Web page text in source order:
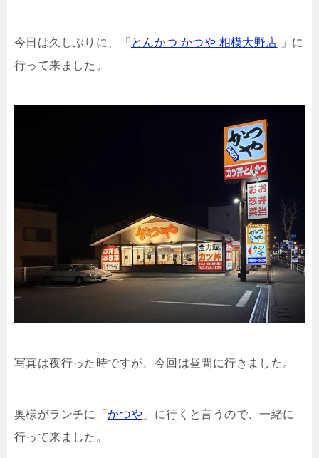
今日は久しぶりに、「 とんかつ かつや 相模大野店 」に
行って来ました。
写真は夜行った時ですが、今回は昼間に行きました。
奥様がランチに「かつや 」に行くと言うので、一緒に
行って来ました。